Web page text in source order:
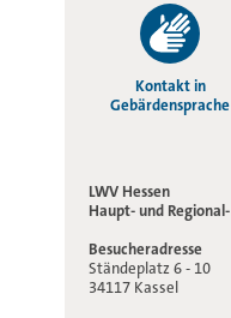
Kontakt in
Gebärdensprache
LWV Hessen
Haupt- und Regional-
Besucheradresse
Ständeplatz 6 - 10
34117 Kassel